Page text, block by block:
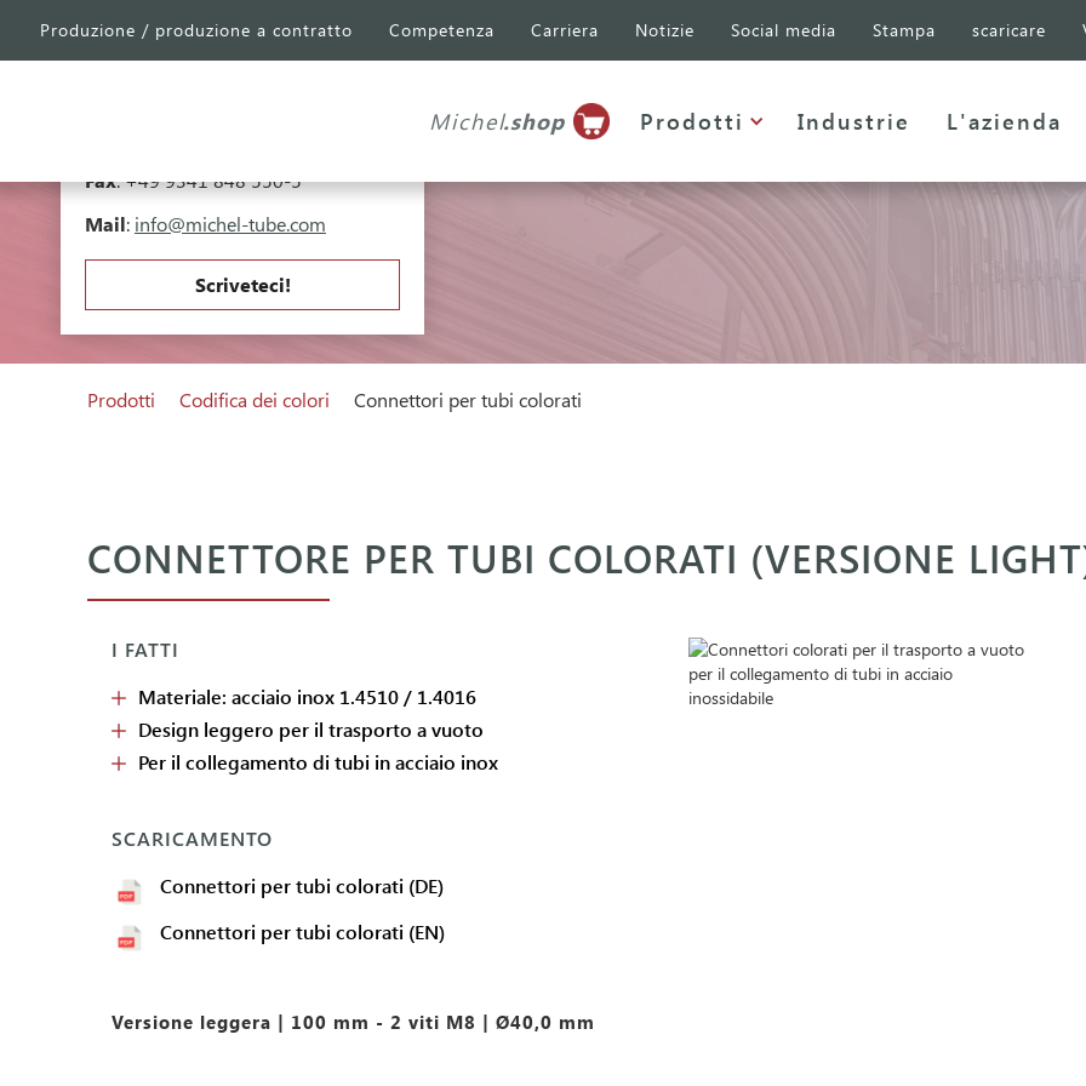
Michel TubeEngineering GmbH
Fax: +49 9341 848 550-5
Mail: info@michel-tube.com
Scriveteci!
Produzione / produzione a contratto Competenza Carriera Notizie Social media Stampa scaricare
Michel.shop Prodotti Industrie L'azienda
Prodotti Codifica dei colori Connettori per tubi colorati
CONNETTORE PER TUBI COLORATI (VERSIONE
I FATTI
Materiale: acciaio inox 1.4510 / 1.4016
Design leggero per il trasporto a vuoto
Per il collegamento di tubi in acciaio inox
SCARICAMENTO
Connettori per tubi colorati (DE)
Connettori per tubi colorati (EN)
Versione leggera | 100 mm - 2 viti M8 | Ø40,0 mm